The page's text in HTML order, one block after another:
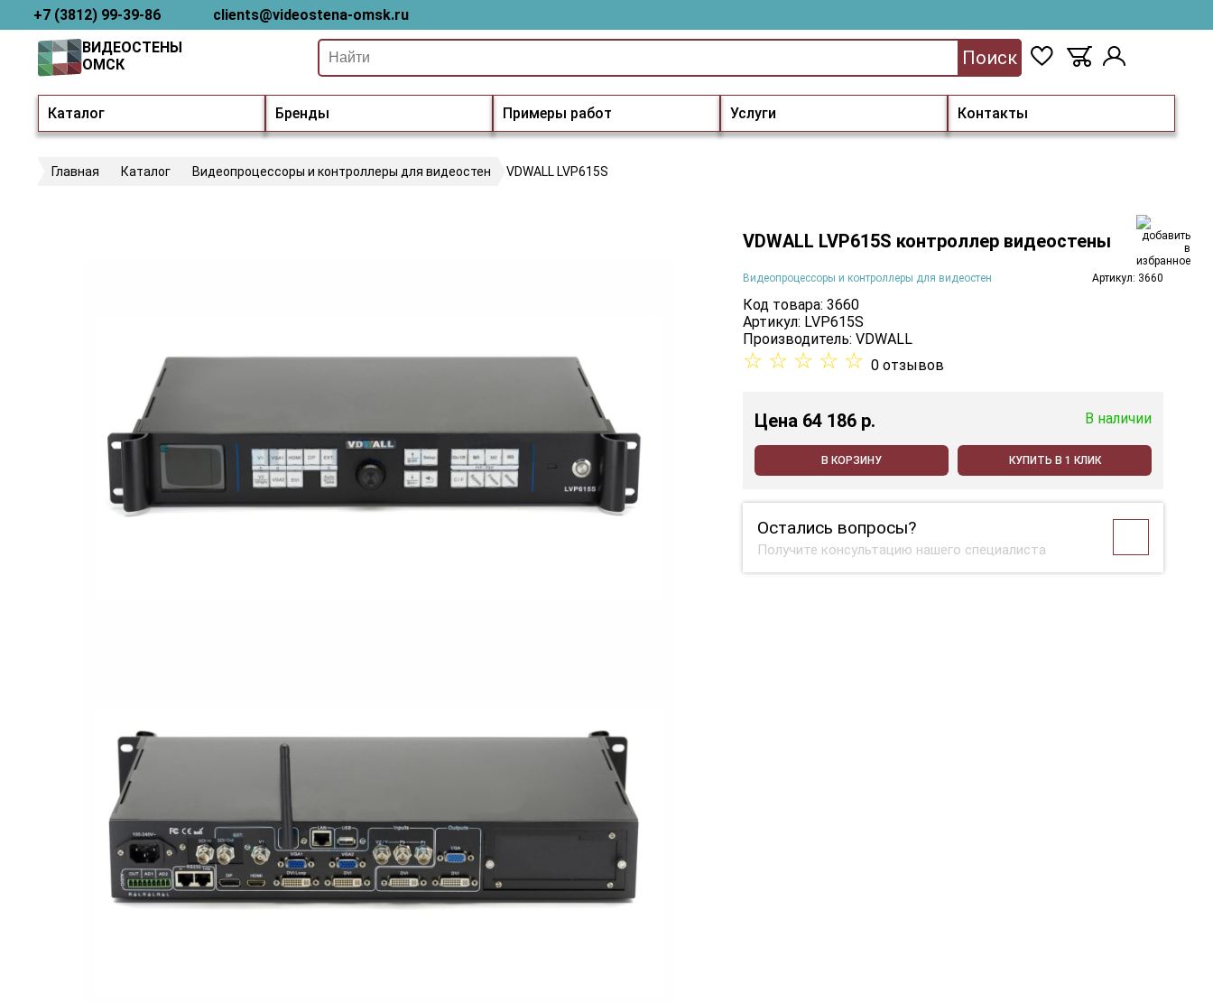
+7 (3812) 99-39-86 clients@videostena-omsk.ru
Каталог Бренды Примеры работ Услуги Контакты
ВИДЕОСТЕНЫ
ОМСК
Поиск
Главная Каталог Видеопроцессоры и контроллеры для видеостен VDWALL LVP615S
VDWALL LVP615S контроллер видеостены
Видеопроцессоры и контроллеры для видеостен Артикул: 3660
Код товара: 3660
Артикул: LVP615S
Производитель:VDWALL
☆ ☆ ☆ ☆ ☆ 0 отзывов
Цена 64 186 p. В наличии
В КОРЗИНУ КУПИТЬ В 1 КЛИК
Остались вопросы?
Получите консультацию нашего специалиста